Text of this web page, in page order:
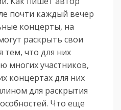
почти каждый вечер
концерты, на
раскрыть свои
тем, что для них
многих участников,
концертах для них
для раскрытия
Что еще